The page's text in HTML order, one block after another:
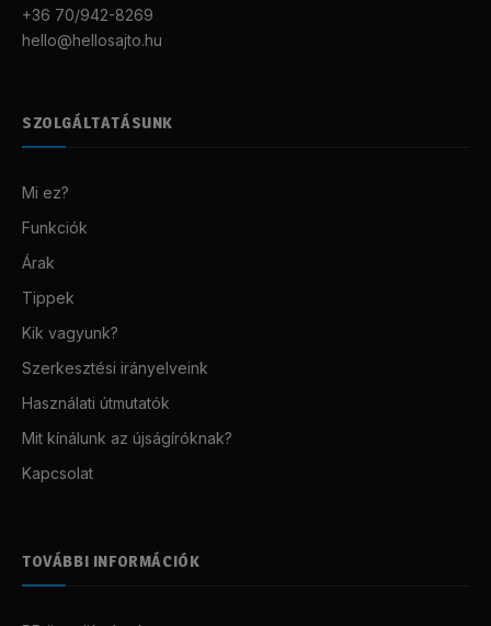
+36 70/942-8269
hello@hellosajto.hu
SZOLGÁLTATÁSUNK
Mi ez?
Funkciók
Árak
Tippek
Kik vagyunk?
Szerkesztési irányelveink
Használati útmutatók
Mit kínálunk az újságíróknak?
Kapcsolat
TOVÁBBI INFORMÁCIÓK